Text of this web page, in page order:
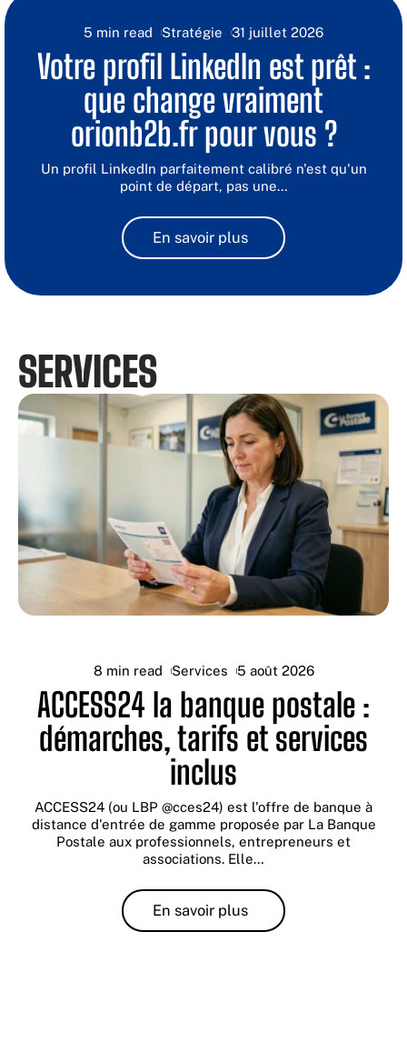
5 min read Stratégie 31 juillet 2026
Votre profil LinkedIn est prêt :
que change vraiment
orionb2b.fr pour vous ?
Un profil LinkedIn parfaitement calibré n'est qu'un
point de départ, pas une…
En savoir plus
SERVICES
8 min read Services 5 août 2026
ACCESS24 la banque postale :
démarches, tarifs et services
inclus
ACCESS24 (ou LBP @cces24) est l'offre de banque à
distance d'entrée de gamme proposée par La Banque
Postale aux professionnels, entrepreneurs et
associations. Elle…
En savoir plus